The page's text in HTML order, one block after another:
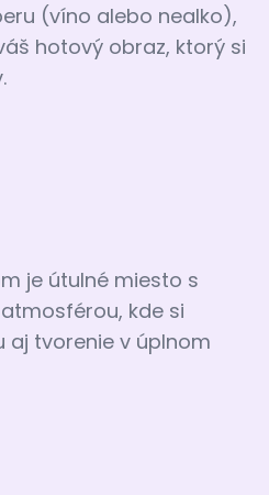
(víno alebo nealko),
hotový obraz, ktorý si
je útulné miesto s
kde si
aj tvorenie v úplnom